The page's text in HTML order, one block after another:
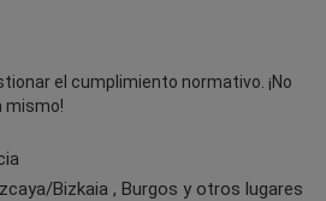
el cumplimiento normativo. ¡No
mismo!
Bizkaia , Burgos y otros lugares